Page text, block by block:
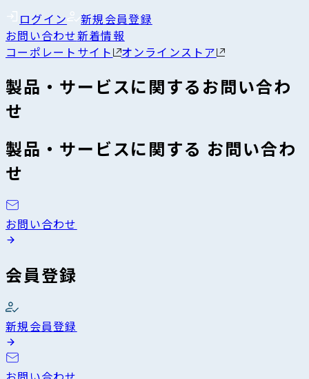
ログイン
新規会員登録
お問い合わせ新着情報
コーポレートサイト
オンラインストア
製品・サービスに関するお問い合わ
せ
製品・サービスに関する お問い合わ
せ
お問い合わせ
会員登録
新規会員登録